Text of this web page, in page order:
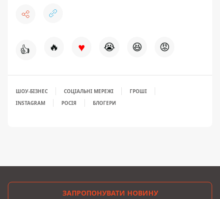
👍 🔥 ♥ 😭 😆 😡
ШОУ-БІЗНЕС СОЦІАЛЬНІ МЕРЕЖІ
ГРОШІ
INSTAGRAM
РОСІЯ БЛОГЕРИ
ЗАПРОПОНУВАТИ НОВИНУ